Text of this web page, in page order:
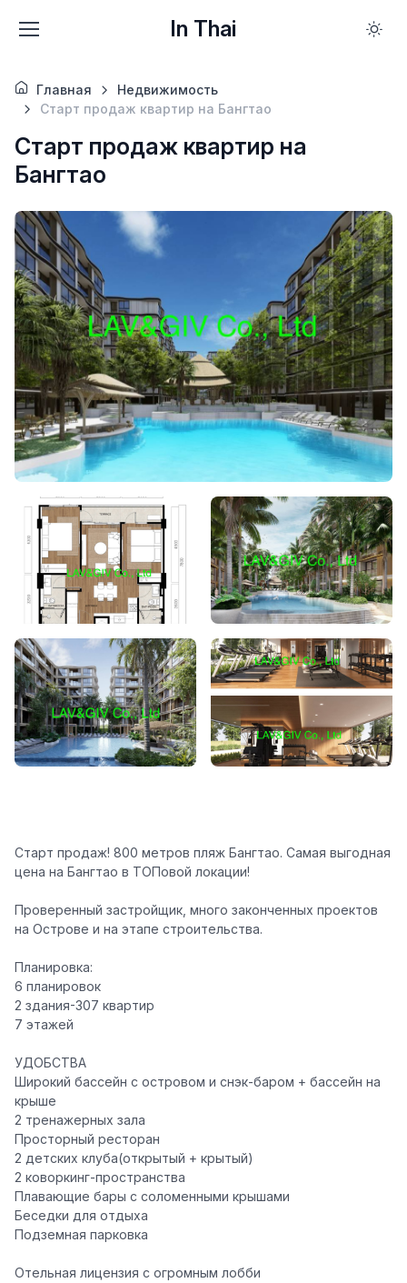
In Thai
Главная
Недвижимость
Старт продаж квартир на Бангтао
Старт продаж квартир на
Бангтао
Старт продаж! 800 метров пляж Бангтао. Самая выгодная
цена на Бангтао в ТОПовой локации!
Проверенный застройщик, много законченных проектов
на Острове и на этапе строительства.
Планировка:
6 планировок
2 здания-307 квартир
7 этажей
УДОБСТВА
Широкий бассейн с островом и снэк-баром + бассейн на
крыше
2 тренажерных зала
Просторный ресторан
2 детских клуба(открытый + крытый)
2 коворкинг-пространства
Плавающие бары с соломенными крышами
Беседки для отдыха
Подземная парковка
Отельная лицензия с огромным лобби